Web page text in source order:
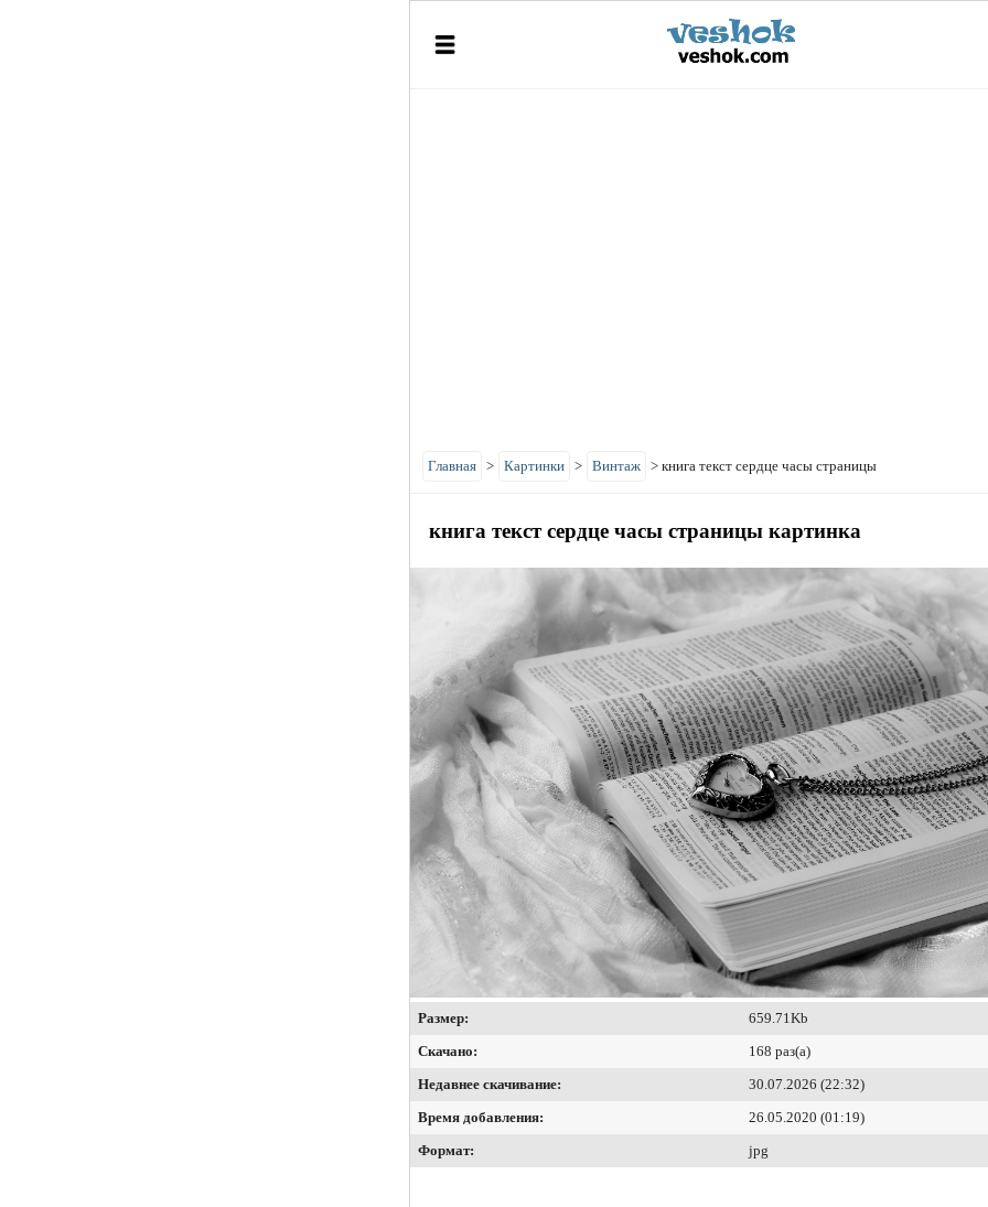
Главная > Картинки > Винтаж > книга текст сердце часы страницы
книга текст сердце часы страницы картинка
Размер:
659.71Kb
Скачано:
168 раз(а)
Недавнее скачивание:
30.07.2026 (22:32)
Время добавления:
26.05.2020 (01:19)
Формат:
jpg